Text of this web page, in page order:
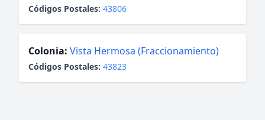
Códigos Postales: 43806
Colonia: Vista Hermosa (Fraccionamiento)
Códigos Postales: 43823